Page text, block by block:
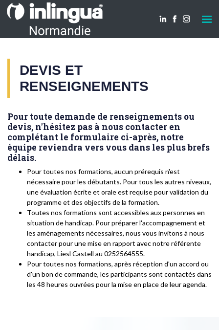
DEVIS ET
RENSEIGNEMENTS
Pour toute demande de renseignements ou
devis, n'hésitez pas à nous contacter en
complétant le formulaire ci-après, notre
équipe reviendra vers vous dans les plus brefs
délais.
Pour toutes nos formations, aucun prérequis n'est
nécessaire pour les débutants. Pour tous les autres niveaux,
une évaluation écrite et orale est requise pour validation du
programme et des objectifs de la formation.
Toutes nos formations sont accessibles aux personnes en
situation de handicap. Pour préparer l'accompagnement et
les aménagements nécessaires, nous vous invitons à nous
contacter pour une mise en rapport avec notre référente
handicap, Liesl Castell au 0252564555.
Pour toutes nos formations, après réception d'un accord ou
d'un bon de commande, les participants sont contactés dans
les 48 heures ouvrées pour la mise en place de leur agenda.